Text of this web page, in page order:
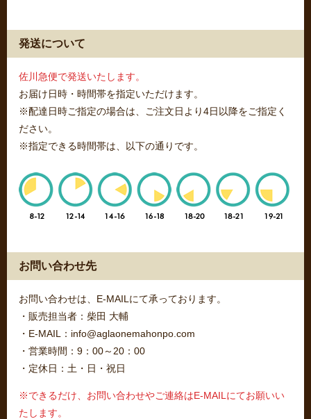
発送について
佐川急便で発送いたします。
お届け日時・時間帯を指定いただけます。
※配達日時ご指定の場合は、ご注文日より4日以降をご指定く
ださい。
※指定できる時間帯は、以下の通りです。
お問い合わせ先
お問い合わせは、E-MAILにて承っております。
・販売担当者：柴田 大輔
・E-MAIL：info@aglaonemahonpo.com
・営業時間：9：00～20：00
・定休日：土・日・祝日
※できるだけ、お問い合わせやご連絡はE-MAILにてお願いい
たします。